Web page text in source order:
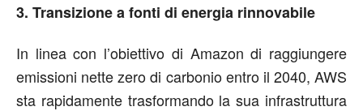
3. Transizione a fonti di energia rinnovabile
In linea con l’obiettivo di Amazon di raggiungere
emissioni nette zero di carbonio entro il 2040, AWS
sta rapidamente trasformando la sua infrastruttura